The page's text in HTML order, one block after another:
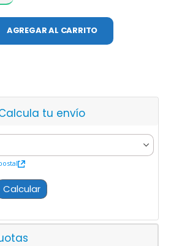
AGREGAR AL CARRITO
tu envío
Calcular